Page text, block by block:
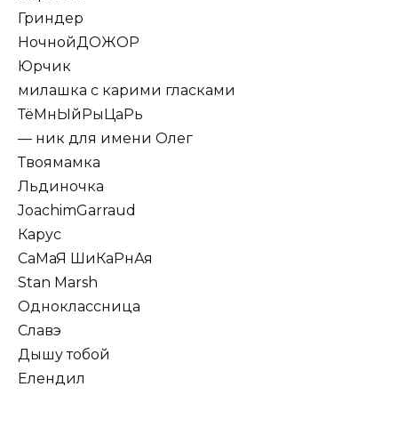
Гриндер
НочнойДОЖОР
Юрчик
милашка с карими гласками
ТёМнЫйРыЦаРь
— ник для имени Олег
Твоямамка
Льдиночка
JoаchimGarraud
Карус
СаМаЯ ШиКаРнАя
Stan Marsh
Одноклассница
Славэ
Дышу тобой
Елендил